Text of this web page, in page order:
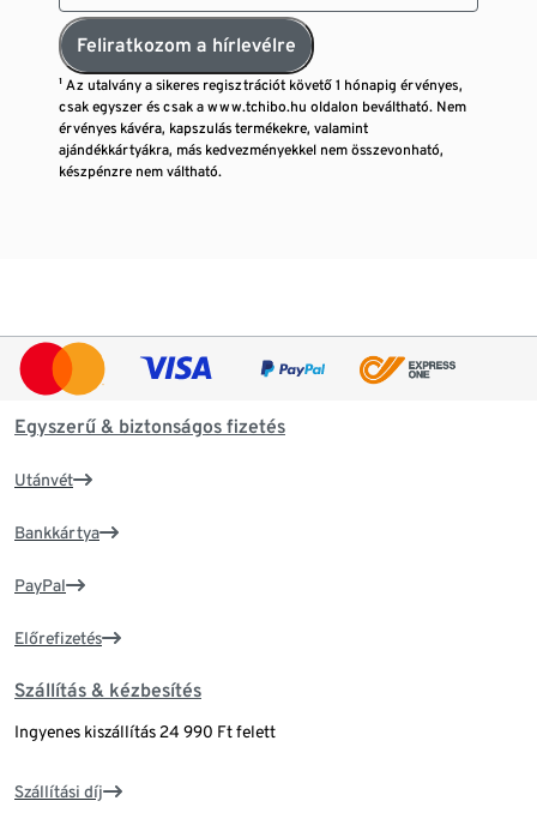
Feliratkozom a hírlevélre
¹ Az utalvány a sikeres regisztrációt követő 1 hónapig érvényes,
csak egyszer és csak a www.tchibo.hu oldalon beváltható. Nem
érvényes kávéra, kapszulás termékekre, valamint
ajándékkártyákra, más kedvezményekkel nem összevonható,
készpénzre nem váltható.
Egyszerű & biztonságos fizetés
Utánvét
Bankkártya
PayPal
Előrefizetés
Szállítás & kézbesítés
Ingyenes kiszállítás 24 990 Ft felett
Szállítási díj